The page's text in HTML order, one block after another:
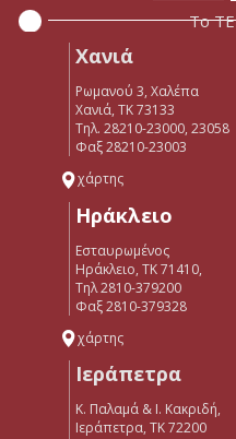
Το
Χανιά
Ρωμανού 3, Χαλέπα
Χανιά, ΤΚ 73133
Τηλ. 28210-23000, 23058
Φαξ 28210-23003
χάρτης
Ηράκλειο
Εσταυρωμένος
Ηράκλειο, ΤΚ 71410,
Τηλ 2810-379200
Φαξ 2810-379328
χάρτης
Ιεράπετρα
Κ. Παλαμά & Ι. Κακριδή,
Ιεράπετρα, ΤΚ 72200